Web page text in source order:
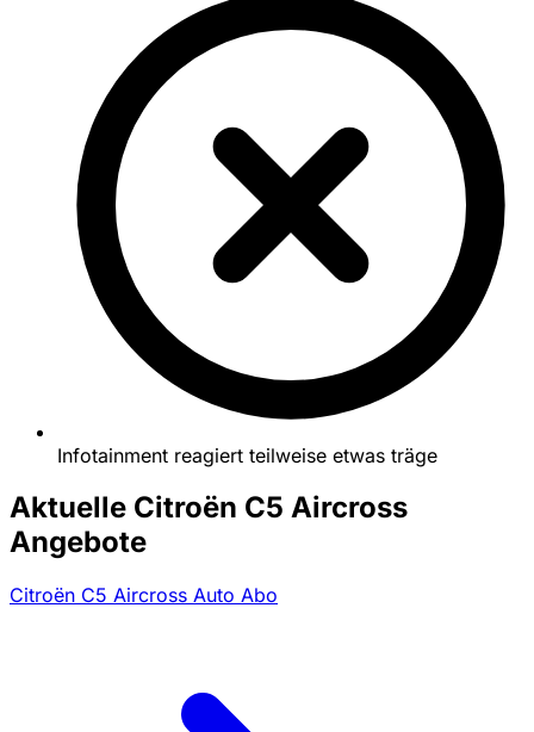
Infotainment reagiert teilweise etwas träge
Aktuelle Citroën C5 Aircross
Angebote
Citroën C5 Aircross Auto Abo